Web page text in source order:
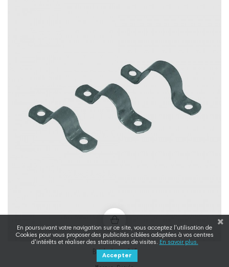
Bride Inox ¾"
En poursuivant votre navigation sur ce site, vous acceptez l'utilisation de
Cookies pour vous proposer des publicités ciblées adaptées à vos centres
d'intérêts et réaliser des statistiques de visites. En savoir plus.
Accepter